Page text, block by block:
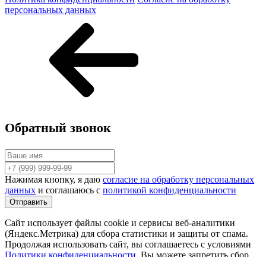
персональных данных
Обратный звонок
Нажимая кнопку, я даю согласие на обработку персональных
данных и соглашаюсь с политикой конфиденциальности
Сайт использует файлы cookie и сервисы веб-аналитики
(Яндекс.Метрика) для сбора статистики и защиты от спама.
Продолжая использовать сайт, вы соглашаетесь с условиями
Политики конфиденциальности . Вы можете запретить сбор